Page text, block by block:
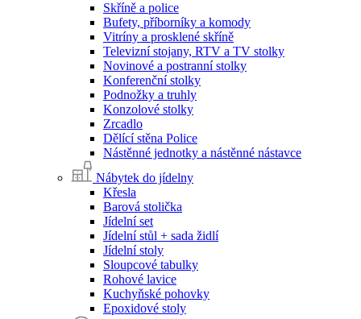
Skříně a police
Bufety, příborníky a komody
Vitríny a prosklené skříně
Televizní stojany, RTV a TV stolky
Novinové a postranní stolky
Konferenční stolky
Podnožky a truhly
Konzolové stolky
Zrcadlo
Dělící stěna Police
Nástěnné jednotky a nástěnné nástavce
Nábytek do jídelny
Křesla
Barová stolička
Jídelní set
Jídelní stůl + sada židlí
Jídelní stoly
Sloupcové tabulky
Rohové lavice
Kuchyňské pohovky
Epoxidové stoly